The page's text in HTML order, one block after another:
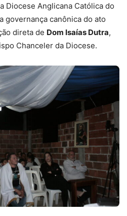
Diocese Anglicana Católica do
governança canônica do ato
direta de Dom Isaías Dutra,
Chanceler da Diocese.